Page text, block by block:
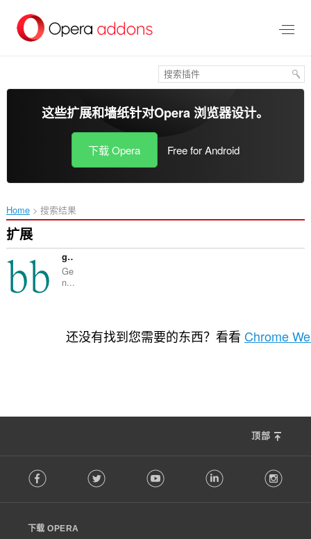
这些扩展和墙纸针对Opera 浏览器设计。
下载 Opera Free for Android
Home 搜索结果
扩展
geneBB
Ge
n...
还没有找到您需要的东西？看看 Chrome
顶部
o
w
Facebook Twitter Youtube LinkedIn
下载 OPERA